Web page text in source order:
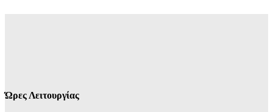
Ώρες Λειτουργίας